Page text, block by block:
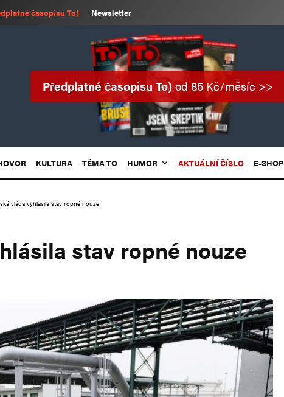
časopisu To) Newsletter
Předplatné časopisu To)od 85 Kč/měsíc >>
KULTURA TÉMA TO HUMOR AKTUÁLNÍ ČÍSLO E-SHOP
vláda vyhlásila stav ropné nouze
stav ropné nouze